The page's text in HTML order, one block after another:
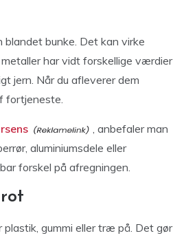
bunke. Det kan virke
har vidt forskellige værdier
jern. Når du afleverer dem
fortjeneste.
, anbefaler man
aluminiumsdele eller
forskel på afregningen.
gummi eller træ på. Det gør